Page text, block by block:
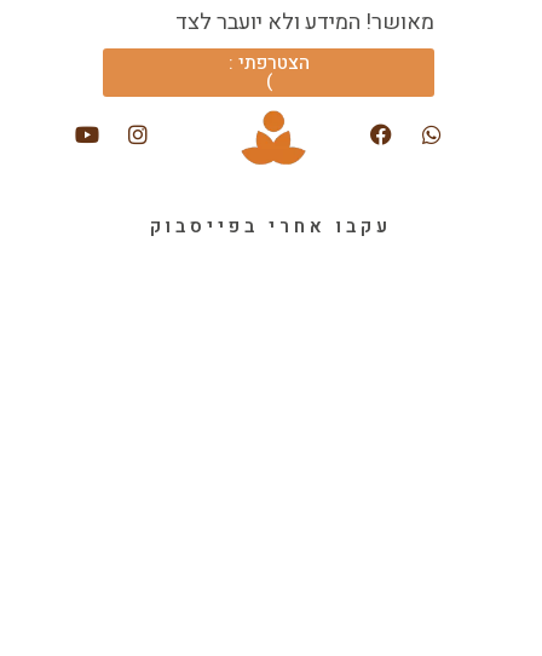
מאושר! המידע ולא יועבר לצד
הצטרפתי :
)
עקבו אחרי בפייסבוק